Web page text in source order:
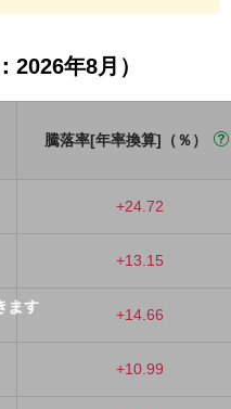
2026年8月）
騰落率[年率換算]（％）
+24.72
+13.15
+14.66
+10.99